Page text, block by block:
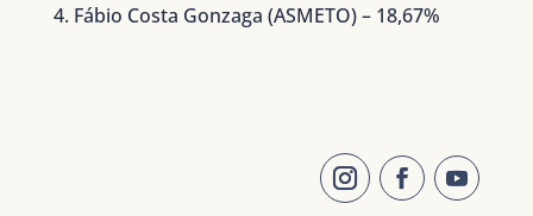
Fábio Costa Gonzaga (ASMETO) – 18,67%